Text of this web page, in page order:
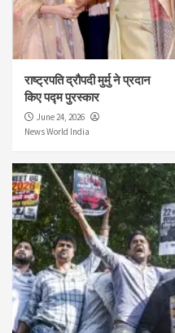
राष्ट्रपति द्रौपदी मुर्मु ने प्रदान
किए पद्म पुरस्कार
June 24, 2026
News World India